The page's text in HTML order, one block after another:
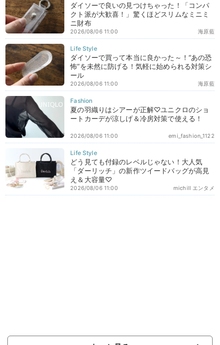
ダイソーで良いの見つけちゃった！「コンパ
クト派が大歓喜！」驚くほどスリムなミニミ
ニ財布
海原藍
2026/08/06 11:00
ダイソーで買って本当に良かった～！“あの恐
怖”を未然に防げる！気軽に始められる対策シ
ール
海原藍
2026/08/06 11:00
夏の羽織りはシアーが正解♡ユニクロのショ
ートカーデが涼しげ＆冷房対策で使える！
emi_fashion_1122
2026/08/06 11:00
どう見ても付録のレベルじゃない！大人気
「ダーリッチ」の新作ツイードバッグが高見
え＆大容量♡
michill エンタメ
2026/08/06 11:00